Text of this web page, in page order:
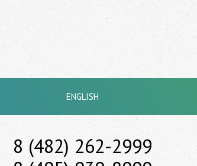
ENGLISH
8 (482) 262-2999